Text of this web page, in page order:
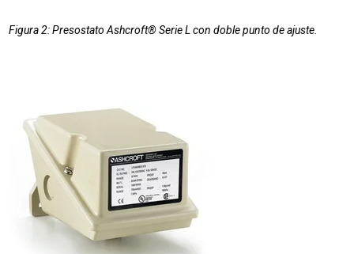
Figura 2: Presostato Ashcroft® Serie L con doble punto de ajuste.